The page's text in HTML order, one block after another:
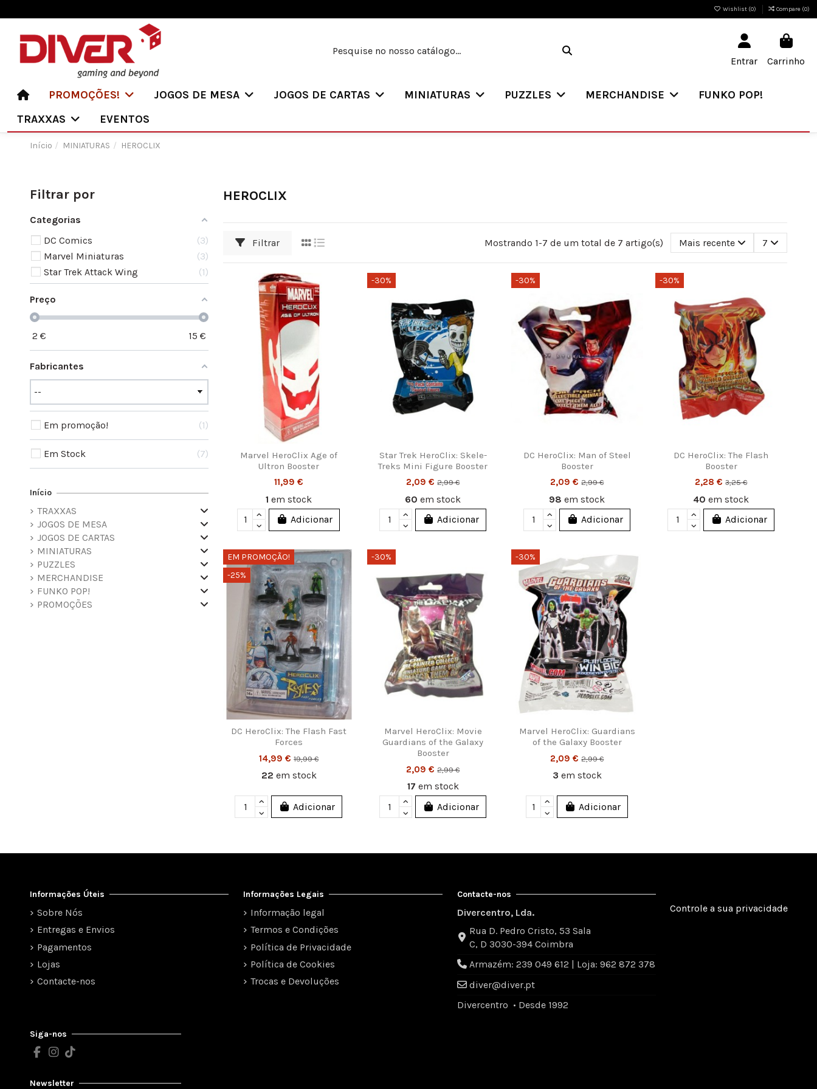
Wishlist (0) Compare (0)
Entrar Carrinho
PROMOÇÕES! JOGOS DE MESA JOGOS DE CARTAS MINIATURAS PUZZLES MERCHANDISE
FUNKO POP!
TRAXXAS
EVENTOS
Início MINIATURAS HEROCLIX
HEROCLIX
Filtrar Mostrando 1-7 de um total de 7 artigo(s) Mais recente 7
Marvel HeroClix Age of
Ultron Booster
11,99 €
1em stock
Adicionar
-30%
Star Trek HeroClix: Skele-
Treks Mini Figure Booster
2,09 €2,99 €
60em stock
Adicionar
-30%
DC HeroClix: Man of Steel
Booster
2,09 €2,99 €
98em stock
Adicionar
-30%
DC HeroClix: The Flash
Booster
2,28 €3,25 €
40em stock
Adicionar
EM PROMOÇÃO!
-25%
DC HeroClix: The Flash Fast
Forces
14,99 €19,99 €
22 em stock
Adicionar
-30%
Marvel HeroClix: Movie
Guardians of the Galaxy
Booster
2,09 €2,99 €
17 em stock
Adicionar
-30%
Marvel HeroClix: Guardians
of the Galaxy Booster
2,09 €2,99 €
3 em stock
Adicionar
Filtrar por
Categorias
DC Comics
3
Marvel Miniaturas
3
Star Trek Attack Wing
1
Preço
2 € 15 €
Fabricantes
Em promoção! 1
Em Stock 7
Início
TRAXXAS
JOGOS DE MESA
JOGOS DE CARTAS
MINIATURAS
PUZZLES
MERCHANDISE
FUNKO POP!
PROMOÇÕES
Informações Úteis
Sobre Nós
Entregas e Envios
Pagamentos
Lojas
Contacte-nos
Informações Legais
Informação legal
Termos e Condições
Política de Privacidade
Política de Cookies
Trocas e Devoluções
Contacte-nos
Divercentro, Lda.
Rua D. Pedro Cristo, 53 Sala
C, D 3030-394 Coimbra
Armazém: 239 049 612 | Loja: 962 872 378
diver@diver.pt
Divercentro • Desde 1992
Controle a sua privacidade
Siga-nos
Newsletter